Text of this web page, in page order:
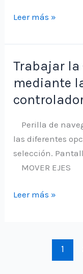
Trabajar
CNC
Popular
con
la
PC
conexión
USB
Leer más »
Trabajar la
mediante
Perilla de
las diferentes
selección.
MOVER EJES
Trabajar
Leer más »
1